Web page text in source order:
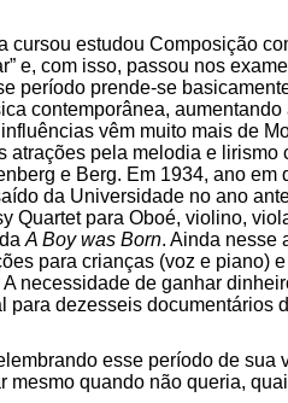
cursou estudou Composição
e, com isso, passou nos
período prende-se
contemporânea,
vêm muito mais de
atrações pela melodia e
e Berg. Em 1934, ano
da Universidade no ano
Quartet para Oboé, violino,
A Boy was Born. Ainda nesse
para crianças (voz e piano)
necessidade de ganhar
para dezesseis documentários
esse período de sua
mesmo quando não queria,